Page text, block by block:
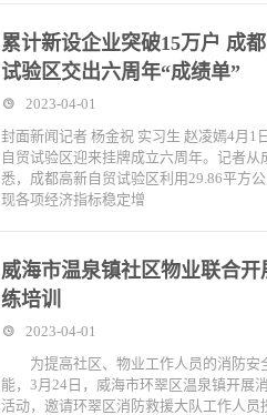
累计新设企业突破15万户 成
试验区交出六周年“成绩单”
2023-04-01
封面新闻记者 杨金祝 实习生 赵凌嫣4月1
自贸试验区迎来挂牌成立六周年。记者从
悉，成都高新自贸试验区利用29.86平方
现各项经济指标稳定增
威海市温泉镇社区物业联合开
练培训
2023-04-01
为提高社区、物业工作人员的消防安
能，3月24日，威海市环翠区温泉镇开展
活动，邀请环翠区消防救援大队工作人员